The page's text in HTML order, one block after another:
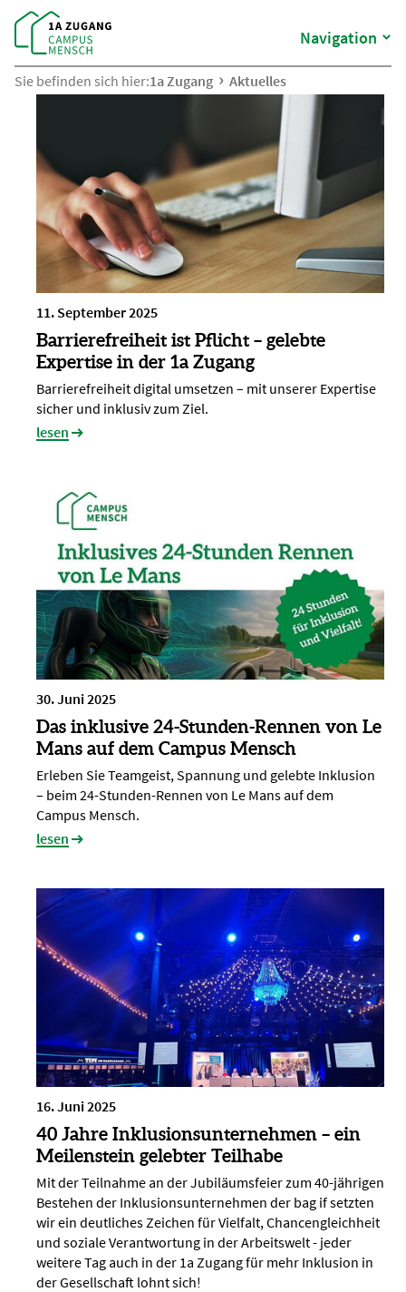
Navigation
Sie befinden sich hier:1a Zugang Aktuelles
11. September 2025
Barrierefreiheit ist Pflicht – gelebte
Expertise in der 1a Zugang
Barrierefreiheit digital umsetzen – mit unserer Expertise
sicher und inklusiv zum Ziel.
lesen
30. Juni 2025
Das inklusive 24-Stunden-Rennen von Le
Mans auf dem Campus Mensch
Erleben Sie Teamgeist, Spannung und gelebte Inklusion
– beim 24-Stunden-Rennen von Le Mans auf dem
Campus Mensch.
lesen
16. Juni 2025
40 Jahre Inklusionsunternehmen – ein
Meilenstein gelebter Teilhabe
Mit der Teilnahme an der Jubiläumsfeier zum 40-jährigen
Bestehen der Inklusionsunternehmen der bag if setzten
wir ein deutliches Zeichen für Vielfalt, Chancengleichheit
und soziale Verantwortung in der Arbeitswelt - jeder
weitere Tag auch in der 1a Zugang für mehr Inklusion in
der Gesellschaft lohnt sich!